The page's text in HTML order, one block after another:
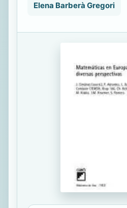
Elena Barberà Gregori